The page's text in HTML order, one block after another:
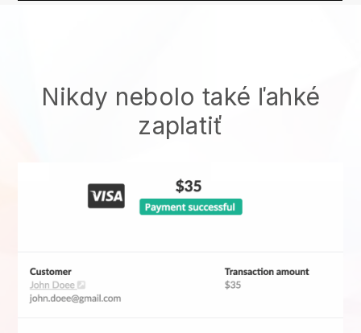
Nikdy nebolo také ľahké
zaplatiť